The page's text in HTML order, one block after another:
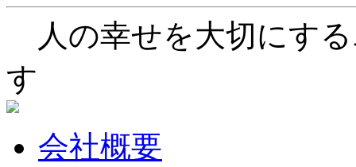
人の幸せを大切にす
す
会社概要